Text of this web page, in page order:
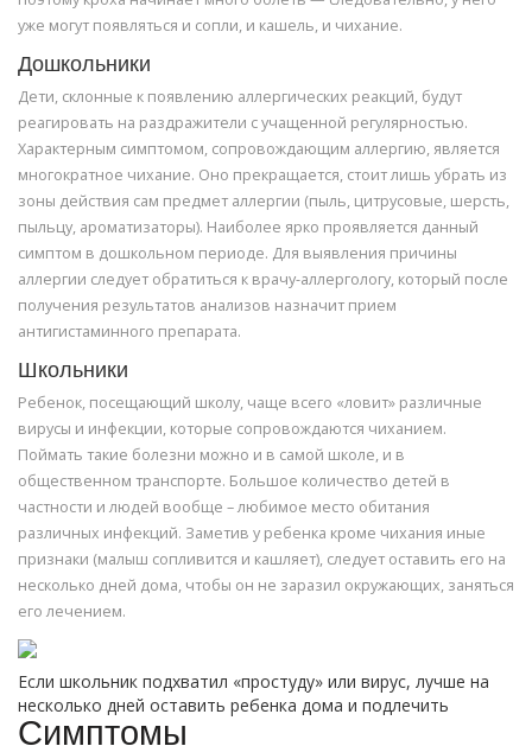
уже могут появляться и сопли, и кашель, и чихание.
Дошкольники
Дети, склонные к появлению аллергических реакций, будут
реагировать на раздражители с учащенной регулярностью.
Характерным симптомом, сопровождающим аллергию, является
многократное чихание. Оно прекращается, стоит лишь убрать из
зоны действия сам предмет аллергии (пыль, цитрусовые, шерсть,
пыльцу, ароматизаторы). Наиболее ярко проявляется данный
симптом в дошкольном периоде. Для выявления причины
аллергии следует обратиться к врачу-аллергологу, который после
получения результатов анализов назначит прием
антигистаминного препарата.
Школьники
Ребенок, посещающий школу, чаще всего «ловит» различные
вирусы и инфекции, которые сопровождаются чиханием.
Поймать такие болезни можно и в самой школе, и в
общественном транспорте. Большое количество детей в
частности и людей вообще – любимое место обитания
различных инфекций. Заметив у ребенка кроме чихания иные
признаки (малыш сопливится и кашляет), следует оставить его на
несколько дней дома, чтобы он не заразил окружающих, заняться
его лечением.
Если школьник подхватил «простуду» или вирус, лучше на
несколько дней оставить ребенка дома и подлечить
Симптомы